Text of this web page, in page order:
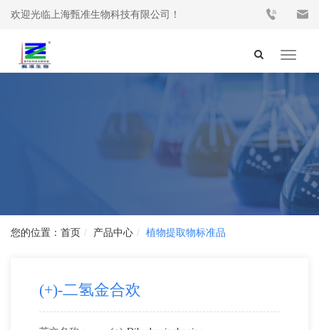
欢迎光临上海甄准生物科技有限公司！
Toggle
首页 产品中心 植物提取物标准品
(+)-二氢金合欢